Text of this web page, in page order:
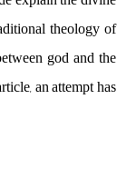
theology of
god and the
an attempt has